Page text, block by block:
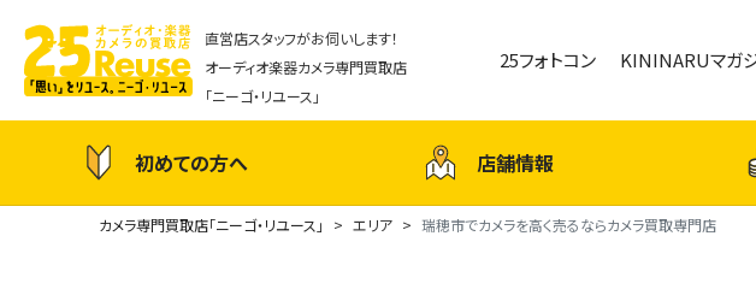
直営店スタッフがお伺いします！
オーディオ楽器カメラ専門買取店
「ニーゴ・リユース」
25フォトコン KININARUマガ
初めての方へ 店舗情報
カメラ専門買取店「ニーゴ・リユース」 エリア 瑞穂市でカメラを高く売るならカメラ買取専門店